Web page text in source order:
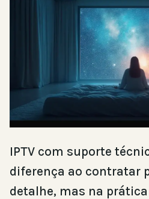
IPTV com suporte
diferença ao contratar
detalhe, mas na